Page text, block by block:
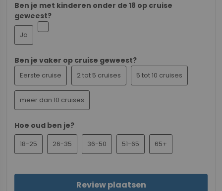
Ben je met kinderen onder de 18 op cruise
geweest?
Ja
Ben je vaker op cruise geweest?
Eerste cruise 2 tot 5 cruises 5 tot 10 cruises
meer dan 10 cruises
Hoe oud ben je?
18-25 26-35 36-50 51-65 65+
Review plaatsen